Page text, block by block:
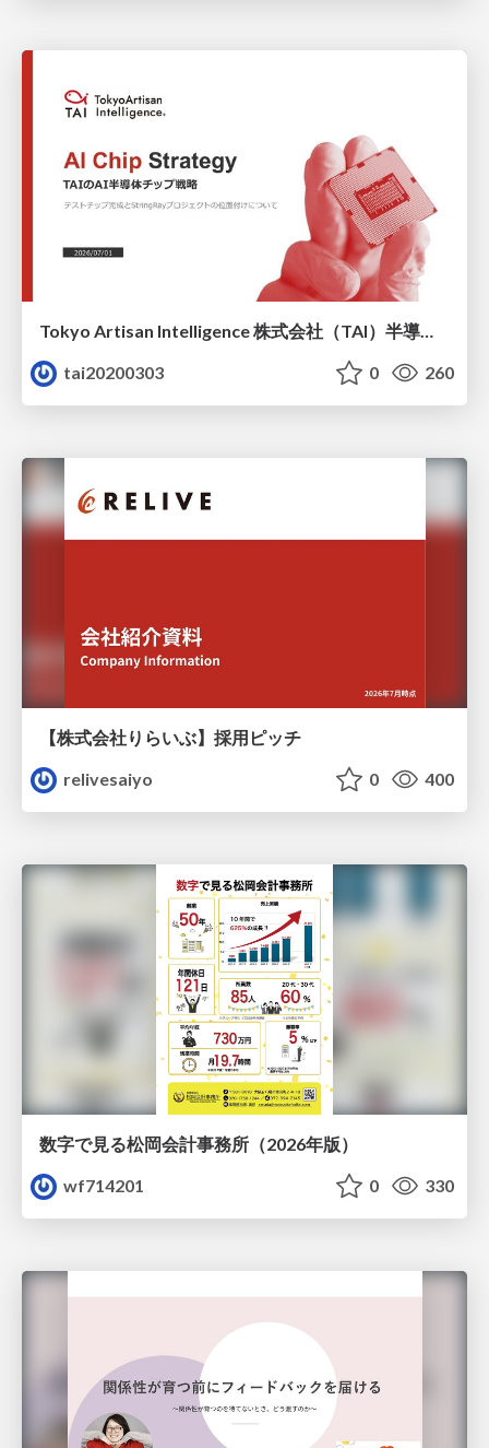
tai20200303
0 260
【株式会社りらいぶ】採用ピッチ
relivesaiyo
0 400
数字で見る松岡会計事務所（2026年版）
wf714201
0 330